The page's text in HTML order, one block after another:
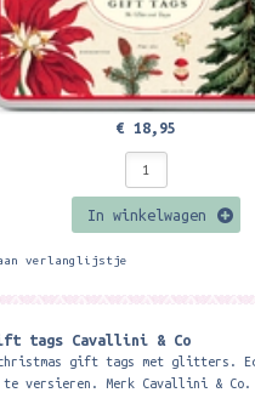
€ 18,95
In winkelwagen
aan verlanglijstje
tags Cavallini & Co
gift tags met glitters.
te versieren. Merk Cavallini & Co.